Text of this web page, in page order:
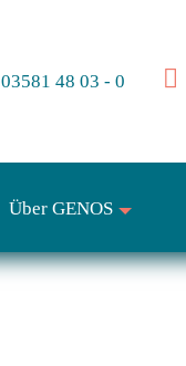
03581 48 03 - 0
Über GENOS